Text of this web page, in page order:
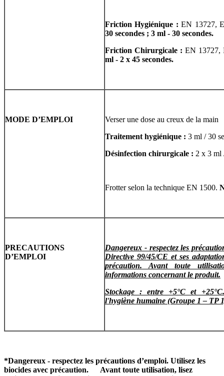
Friction Hygiénique :EN 13727,
30 secondes ; 3 ml - 30 secondes.
Friction Chirurgicale :EN
ml - 2 x 45 secondes.
MODE D’EMPLOI
Verser une dose au creux de la main
Traitement hygiénique : 3 ml / 30
Désinfection chirurgicale : 2 x 3 ml
Frotter selon la technique EN 1500.
PRECAUTIONS
D’EMPLOI
Dangereux - respectez les
Directive 99/45/CE et ses
précaution. Avant toute
informations concernant le produit.
Stockage : entre +5°C et
l'hygiène humaine (Groupe 1 – TP
*Dangereux - respectez les précautions d’emploi. Utilisez les
biocides avec précaution. Avant toute utilisation, lisez